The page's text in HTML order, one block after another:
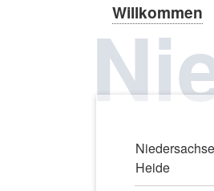
Navigation
Willkommen
Navigation
überspringen
Heide